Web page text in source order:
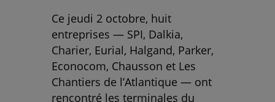
Ce jeudi 2 octobre, huit
entreprises — SPI, Dalkia,
Charier, Eurial, Halgand, Parker,
Econocom, Chausson et Les
Chantiers de l’Atlantique — ont
rencontré les terminales du